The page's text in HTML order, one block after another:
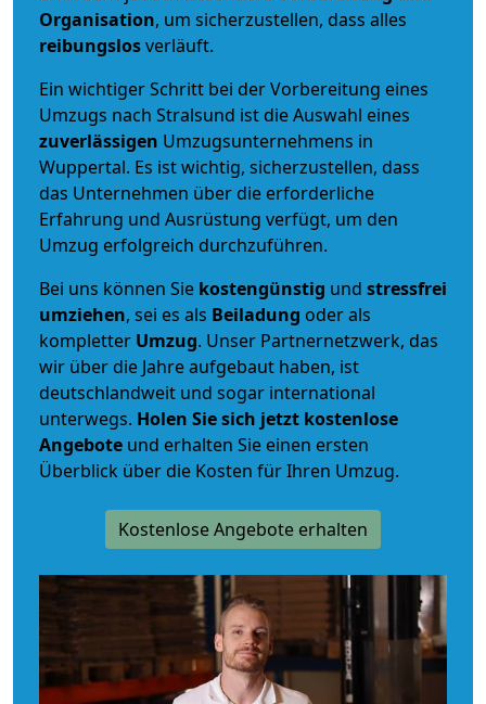
Organisation, um sicherzustellen, dass alles
reibungslosverläuft.
Ein wichtiger Schritt bei der Vorbereitung eines
Umzugs nach Stralsund ist die Auswahl eines
zuverlässigen Umzugsunternehmens in
Wuppertal. Es ist wichtig, sicherzustellen, dass
das Unternehmen über die erforderliche
Erfahrung und Ausrüstung verfügt, um den
Umzug erfolgreich durchzuführen.
Bei uns können Sie kostengünstig und stressfrei
umziehen, sei es als Beiladung oder als
kompletter Umzug. Unser Partnernetzwerk, das
wir über die Jahre aufgebaut haben, ist
deutschlandweit und sogar international
unterwegs. Holen Sie sich jetzt kostenlose
Angebote und erhalten Sie einen ersten
Überblick über die Kosten für Ihren Umzug.
Kostenlose Angebote erhalten